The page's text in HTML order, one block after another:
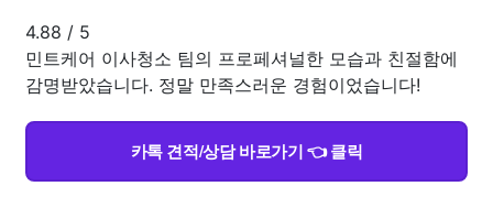
4.88 / 5
민트케어 이사청소 팀의 프로페셔널한 모습과 친절함에
감명받았습니다. 정말 만족스러운 경험이었습니다!
카톡 견적/상담 바로가기 👈 클릭